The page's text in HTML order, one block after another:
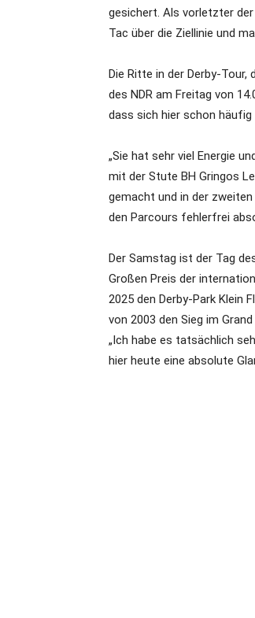
gesichert. Als vorletzter
Tac über die Ziellinie und
Die Ritte in der Derby-Tour,
des NDR am Freitag von
dass sich hier schon häufig
„Sie hat sehr viel Energie
mit der Stute BH Gringos
gemacht und in der
den Parcours fehlerfrei
Der Samstag ist der Tag
Großen Preis der
2025 den Derby-Park Klein
von 2003 den Sieg im
„Ich habe es tatsächlich
hier heute eine absolute